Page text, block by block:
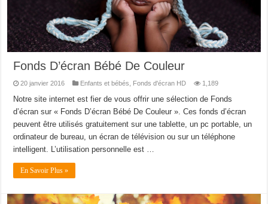
Fonds D’écran Bébé De Couleur
20 janvier 2016 Enfants et bébés Fonds d'écran HD 1,189
Notre site internet est fier de vous offrir une sélection de Fonds
d’écran sur « Fonds D’écran Bébé De Couleur ». Ces fonds d’écran
peuvent être utilisés gratuitement sur une tablette, un pc portable, un
ordinateur de bureau, un écran de télévision ou sur un téléphone
intelligent. L’utilisation personnelle est …
En Savoir Plus »